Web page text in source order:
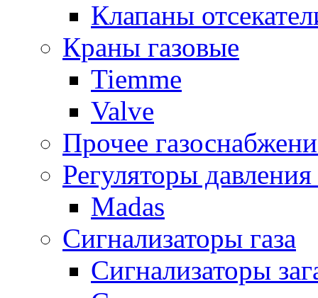
Клапаны
Краны газовые
Tiemme
Valve
Прочее
Регуляторы давления
Madas
Сигнализаторы газа
Сигнализаторы